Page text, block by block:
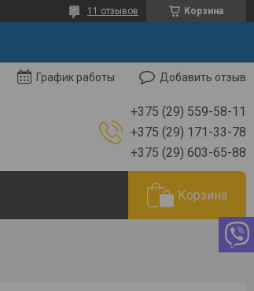
Корзина
11 отзывов
График работы Добавить отзыв
+375 (29) 559-58-11
+375 (29) 171-33-78
+375 (29) 603-65-88
Корзина